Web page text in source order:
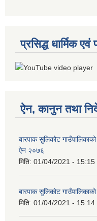
प्रसिद्ध धार्मिक
ऐन, कानुन तथा
बारपाक सुलिकोट
ऐन २०७६
मिति: 01/04/2021 - 15:15
बारपाक सुलिकोट
मिति: 01/04/2021 - 15:14